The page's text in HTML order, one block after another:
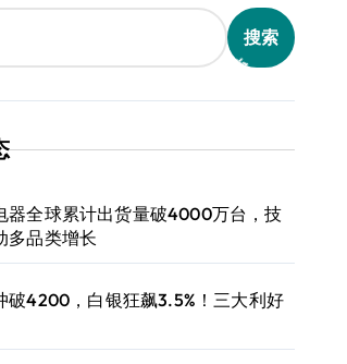
搜索
器全球累计出货量破4000万台，技
多品类增长
破4200，白银狂飙3.5%！三大利好